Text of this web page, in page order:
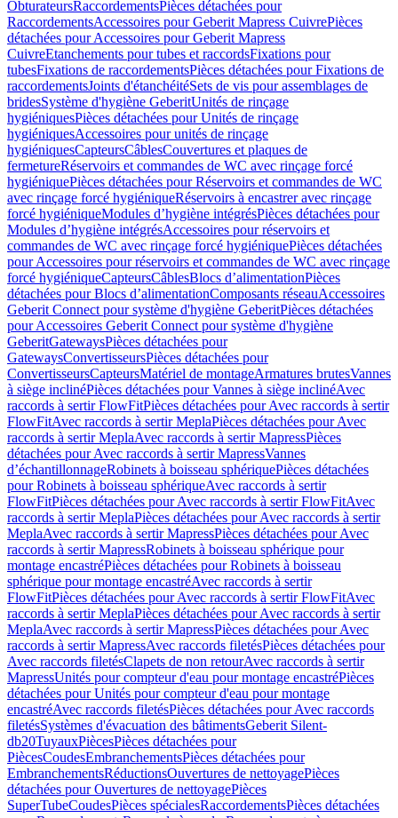
ObturateursRaccordementsPièces détachées pour
RaccordementsAccessoires pour Geberit Mapress CuivrePièces
détachées pour Accessoires pour Geberit Mapress
CuivreEtanchements pour tubes et raccordsFixations pour
tubesFixations de raccordementsPièces détachées pour Fixations de
raccordementsJoints d'étanchéitéSets de vis pour assemblages de
bridesSystème d'hygiène GeberitUnités de rinçage
hygiéniquesPièces détachées pour Unités de rinçage
hygiéniquesAccessoires pour unités de rinçage
hygiéniquesCapteursCâblesCouvertures et plaques de
fermetureRéservoirs et commandes de WC avec rinçage forcé
hygiéniquePièces détachées pour Réservoirs et commandes de WC
avec rinçage forcé hygiéniqueRéservoirs à encastrer avec rinçage
forcé hygiéniqueModules d’hygiène intégrésPièces détachées pour
Modules d’hygiène intégrésAccessoires pour réservoirs et
commandes de WC avec rinçage forcé hygiéniquePièces détachées
pour Accessoires pour réservoirs et commandes de WC avec rinçage
forcé hygiéniqueCapteursCâblesBlocs d’alimentationPièces
détachées pour Blocs d’alimentationComposants réseauAccessoires
Geberit Connect pour système d'hygiène GeberitPièces détachées
pour Accessoires Geberit Connect pour système d'hygiène
GeberitGatewaysPièces détachées pour
GatewaysConvertisseursPièces détachées pour
ConvertisseursCapteursMatériel de montageArmatures brutesVannes
à siège inclinéPièces détachées pour Vannes à siège inclinéAvec
raccords à sertir FlowFitPièces détachées pour Avec raccords à sertir
FlowFitAvec raccords à sertir MeplaPièces détachées pour Avec
raccords à sertir MeplaAvec raccords à sertir MapressPièces
détachées pour Avec raccords à sertir MapressVannes
d’échantillonnageRobinets à boisseau sphériquePièces détachées
pour Robinets à boisseau sphériqueAvec raccords à sertir
FlowFitPièces détachées pour Avec raccords à sertir FlowFitAvec
raccords à sertir MeplaPièces détachées pour Avec raccords à sertir
MeplaAvec raccords à sertir MapressPièces détachées pour Avec
raccords à sertir MapressRobinets à boisseau sphérique pour
montage encastréPièces détachées pour Robinets à boisseau
sphérique pour montage encastréAvec raccords à sertir
FlowFitPièces détachées pour Avec raccords à sertir FlowFitAvec
raccords à sertir MeplaPièces détachées pour Avec raccords à sertir
MeplaAvec raccords à sertir MapressPièces détachées pour Avec
raccords à sertir MapressAvec raccords filetésPièces détachées pour
Avec raccords filetésClapets de non retourAvec raccords à sertir
MapressUnités pour compteur d'eau pour montage encastréPièces
détachées pour Unités pour compteur d'eau pour montage
encastréAvec raccords filetésPièces détachées pour Avec raccords
filetésSystèmes d'évacuation des bâtimentsGeberit Silent-
db20TuyauxPiècesPièces détachées pour
PiècesCoudesEmbranchementsPièces détachées pour
EmbranchementsRéductionsOuvertures de nettoyagePièces
détachées pour Ouvertures de nettoyagePièces
SuperTubeCoudesPièces spécialesRaccordementsPièces détachées